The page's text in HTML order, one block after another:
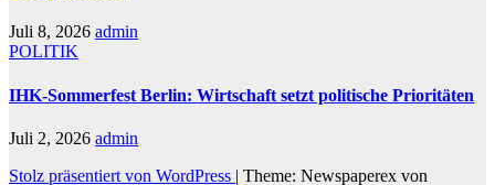
Juli 8, 2026 admin
POLITIK
IHK-Sommerfest Berlin: Wirtschaft setzt politische Prioritäten
Juli 2, 2026 admin
Stolz präsentiert von WordPress | Theme: Newspaperex von